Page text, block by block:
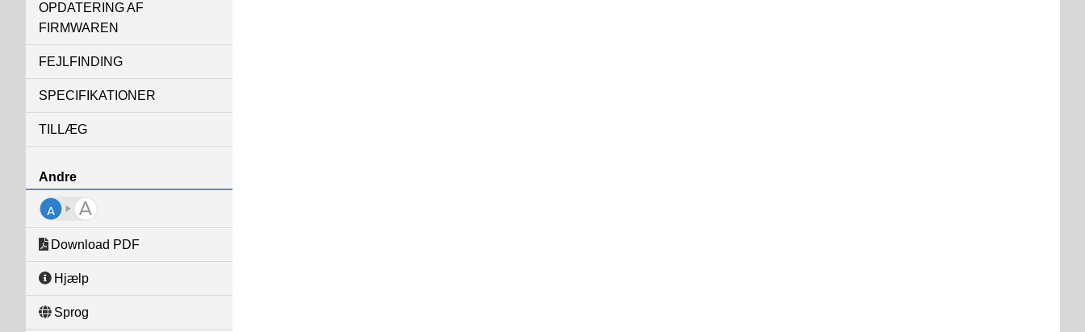
OPDATERING AF
FIRMWAREN
FEJLFINDING
SPECIFIKATIONER
TILLÆG
Andre
Download PDF
Hjælp
Sprog